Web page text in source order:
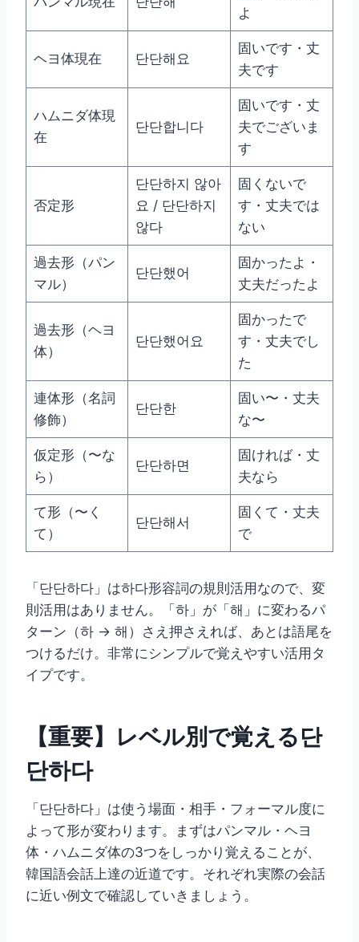
よ
ヘヨ体現在 단단해요
固いです・丈
夫です
ハムニダ体現
在
단단합니다
固いです・丈
夫でございま
す
否定形
단단하지 않아
요 / 단단하지
않다
固くないで
す・丈夫では
ない
過去形（パン
マル）
단단했어
固かったよ・
丈夫だったよ
過去形（ヘヨ
体）
단단했어요
固かったで
す・丈夫でし
た
連体形（名詞
修飾）
단단한
固い〜・丈夫
な〜
仮定形（〜な
ら）
단단하면
固ければ・丈
夫なら
て形（〜く
て）
단단해서
固くて・丈夫
で
「단단하다」は하다形容詞の規則活用なので、変
則活用はありません。「하」が「해」に変わるパ
ターン（하 → 해）さえ押さえれば、あとは語尾を
つけるだけ。非常にシンプルで覚えやすい活用タ
イプです。
【重要】レベル別で覚える단
단하다
「단단하다」は使う場面・相手・フォーマル度に
よって形が変わります。まずはパンマル・ヘヨ
体・ハムニダ体の3つをしっかり覚えることが、
韓国語会話上達の近道です。それぞれ実際の会話
に近い例文で確認していきましょう。